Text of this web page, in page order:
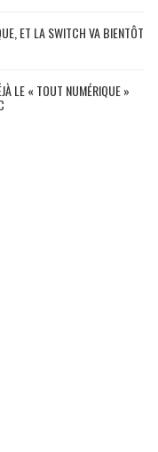
ET LA SWITCH VA BIENTÔT
LE « TOUT NUMÉRIQUE »